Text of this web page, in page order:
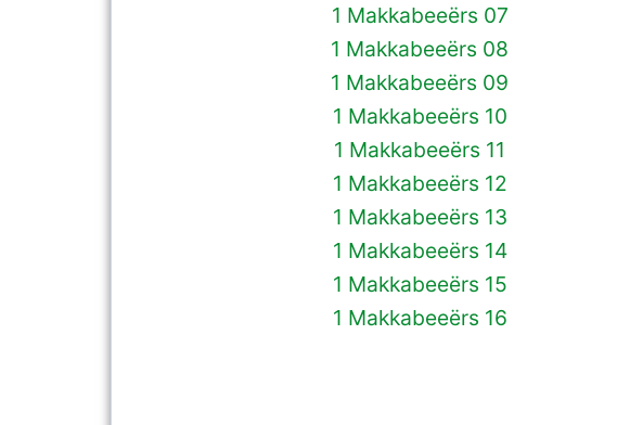
1 Makkabeeërs 07
1 Makkabeeërs 08
1 Makkabeeërs 09
1 Makkabeeërs 10
1 Makkabeeërs 11
1 Makkabeeërs 12
1 Makkabeeërs 13
1 Makkabeeërs 14
1 Makkabeeërs 15
1 Makkabeeërs 16